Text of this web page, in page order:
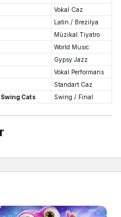
Vokal Caz
Latin / Brezilya
Müzikal Tiyatro
World Music
Gypsy Jazz
Vokal Performans
Standart Caz
Cats Swing / Final